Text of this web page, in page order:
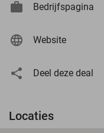
Bedrijfspagina
Website
Deel deze deal
Locaties